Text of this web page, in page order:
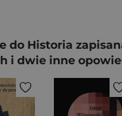
do Historia
i dwie inne